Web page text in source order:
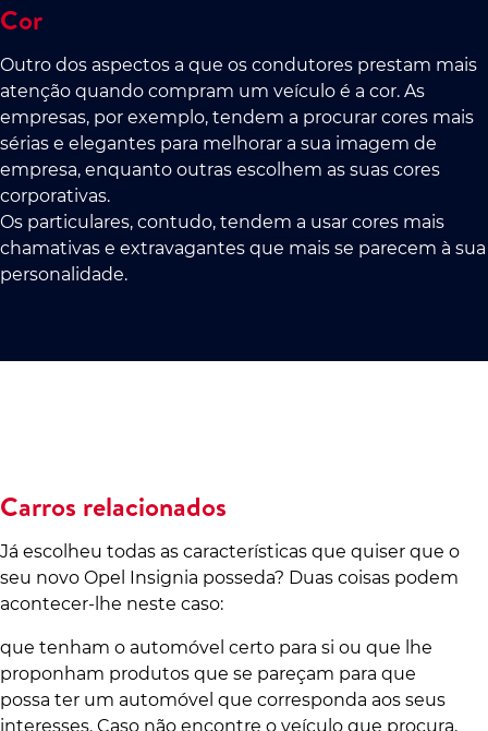
Cor
Outro dos aspectos a que os condutores prestam mais
atenção quando compram um veículo é a cor. As
empresas, por exemplo, tendem a procurar cores mais
sérias e elegantes para melhorar a sua imagem de
empresa, enquanto outras escolhem as suas cores
corporativas.
Os particulares, contudo, tendem a usar cores mais
chamativas e extravagantes que mais se parecem à sua
personalidade.
Carros relacionados
Já escolheu todas as características que quiser que o
seu novo Opel Insignia posseda? Duas coisas podem
acontecer-lhe neste caso:
que tenham o automóvel certo para si ou que lhe
proponham produtos que se pareçam para que
possa ter um automóvel que corresponda aos seus
interesses. Caso não encontre o veículo que procura,